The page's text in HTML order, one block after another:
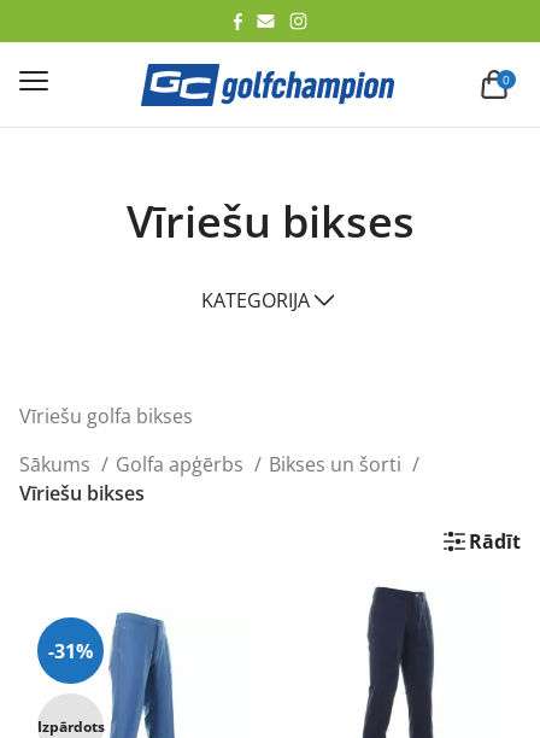
0
Vīriešu bikses
KATEGORIJA
Vīriešu golfa bikses
Sākums
Golfa apģērbs
Bikses un šorti
Vīriešu bikses
Rādīt
-31%
Izpārdots